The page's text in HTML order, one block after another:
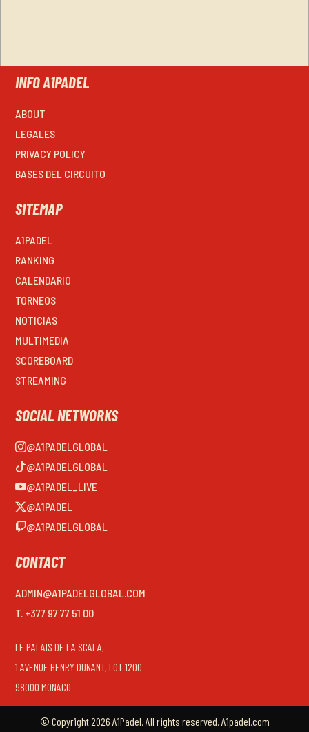
INFO A1PADEL
ABOUT
LEGALES
PRIVACY POLICY
BASES DEL CIRCUITO
SITEMAP
A1PADEL
RANKING
CALENDARIO
TORNEOS
NOTICIAS
MULTIMEDIA
SCOREBOARD
STREAMING
SOCIAL NETWORKS
@A1PADELGLOBAL
@A1PADELGLOBAL
@A1PADEL_LIVE
@A1PADEL
@A1PADELGLOBAL
CONTACT
ADMIN@A1PADELGLOBAL.COM
T. +377 97 77 51 00
LE PALAIS DE LA SCALA,
1 AVENUE HENRY DUNANT, LOT 1200
98000 MONACO
© Copyright 2026 A1Padel. All rights reserved. A1padel.com